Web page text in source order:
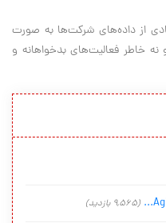
از داده‌های شرکت‌ها به صورت
نه خاطر فعالیت‌های بدخواهانه و
(9,565 بازدید)